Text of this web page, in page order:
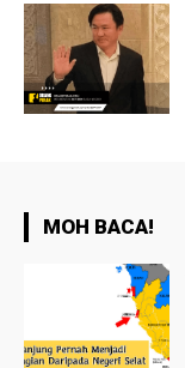
MOH BACA!